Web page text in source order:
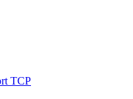
TCP